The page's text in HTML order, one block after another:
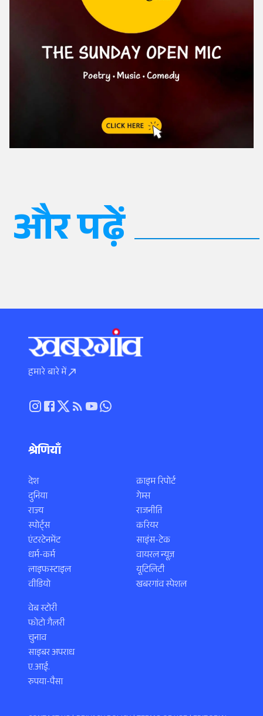
और पढ़ें
हमारे बारे में
श्रेणियाँ
देश
दुनिया
राज्य
स्पोर्ट्स
एंटरटेनमेंट
धर्म-कर्म
लाइफस्टाइल
वीडियो
क्राइम रिपोर्ट
गेम्स
राजनीति
करियर
साइंस-टेक
वायरल न्यूज़
यूटिलिटी
खबरगांव स्पेशल
वेब स्टोरी
फोटो गैलरी
चुनाव
साइबर अपराध
ए.आई.
रुपया-पैसा